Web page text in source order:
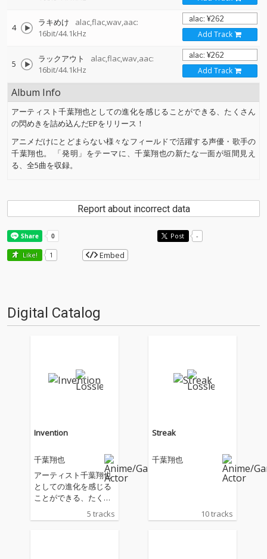
4 ラキめけ
alac,flac,wav,aac:
16bit/44.1kHz
Add Track
5 ラックアウト
alac,flac,wav,aac:
16bit/44.1kHz
Add Track
Album Info
アーティスト千葉翔也としての進化を感じることができる、たくさん
の閃めきを詰め込んだEPをリリース！
アニメだけにとどまらない様々なフィールドで活躍する声優・歌手の
千葉翔也。 「発明」をテーマに、千葉翔也の新たな一面が垣間見え
る、全5曲を収録。
Report about incorrect data
Post -
Like! 1 Embed
Digital Catalog
Invention
千葉翔也
アーティスト千葉翔也
としての進化を感じる
ことができる、たくさ
んの閃めきを詰め込ん
だEPをリリース！ アニ
5 tracks
Streak
千葉翔也
10 tracks